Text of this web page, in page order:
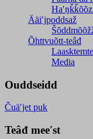
Ääiʹjpoddsaž
Õhttvuõtt-teâđ
Media
Ouddseidd
Čuäʹjet puk
Teâđ meeʹst